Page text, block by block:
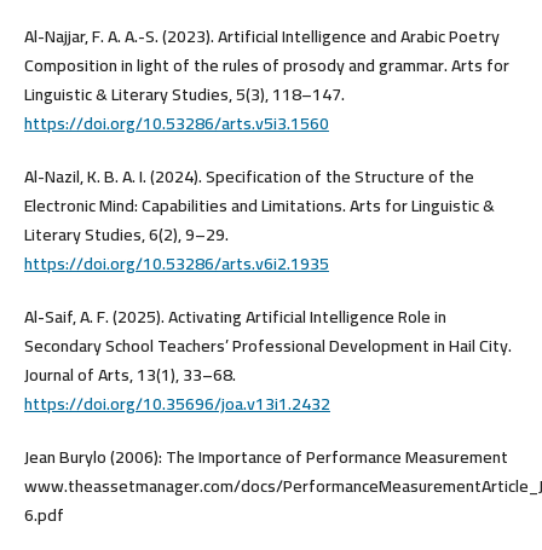
Al-Najjar, F. A. A.-S. (2023). Artificial Intelligence and Arabic Poetry
Composition in light of the rules of prosody and grammar. Arts for
Linguistic & Literary Studies, 5(3), 118–147.
https://doi.org/10.53286/arts.v5i3.1560
Al-Nazil, K. B. A. I. (2024). Specification of the Structure of the
Electronic Mind: Capabilities and Limitations. Arts for Linguistic &
Literary Studies, 6(2), 9–29.
https://doi.org/10.53286/arts.v6i2.1935
Al-Saif, A. F. (2025). Activating Artificial Intelligence Role in
Secondary School Teachers’ Professional Development in Hail City.
Journal of Arts, 13(1), 33–68.
https://doi.org/10.35696/joa.v13i1.2432
Jean Burylo (2006): The Importance of Performance Measurement
www.theassetmanager.com/docs/
6.pdf